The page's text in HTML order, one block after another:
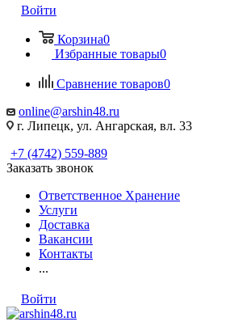
Войти
Корзина0
Избранные товары0
Сравнение товаров0
online@arshin48.ru
г. Липецк, ул. Ангарская, вл. 33
+7 (4742) 559-889
Заказать звонок
Ответственное Хранение
Услуги
Доставка
Вакансии
Контакты
...
Войти